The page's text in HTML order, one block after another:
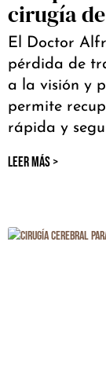
cirugía
El Doctor
pérdida de
a la visión y
permite
rápida y
LEER MÁS >